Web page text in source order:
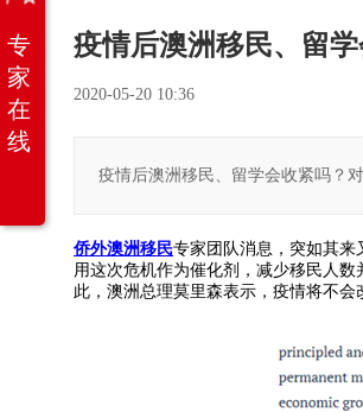
疫情后澳洲移民、留
2020-05-20 10:36
疫情后澳洲移民、留学会收紧吗？
侨外澳洲移民专家团队消息，突如其来
用这次危机作为催化剂，减少移民人
此，澳洲总理莫里森表示，疫情将不会
专
家
在
线